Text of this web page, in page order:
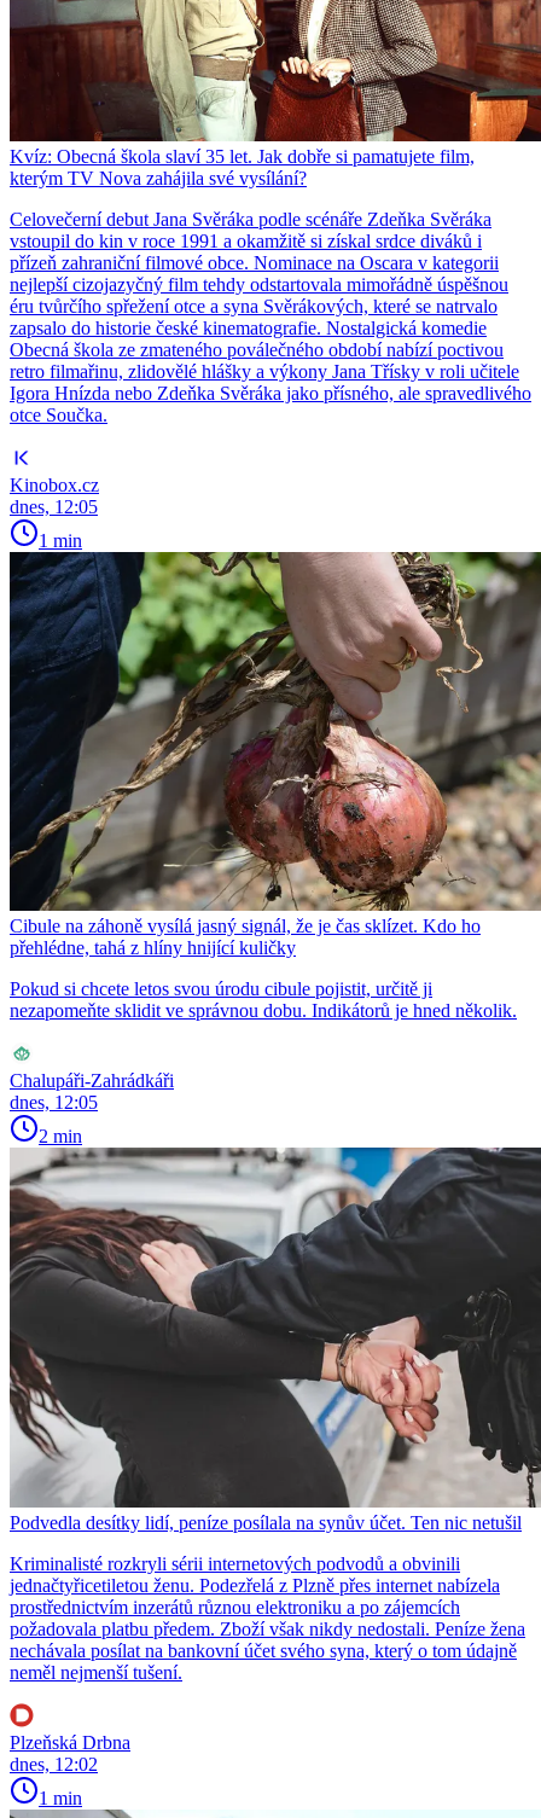
Kvíz: Obecná škola slaví 35 let. Jak dobře si pamatujete film,
kterým TV Nova zahájila své vysílání?
Celovečerní debut Jana Svěráka podle scénáře Zdeňka Svěráka
vstoupil do kin v roce 1991 a okamžitě si získal srdce diváků i
přízeň zahraniční filmové obce. Nominace na Oscara v kategorii
nejlepší cizojazyčný film tehdy odstartovala mimořádně úspěšnou
éru tvůrčího spřežení otce a syna Svěrákových, které se natrvalo
zapsalo do historie české kinematografie. Nostalgická komedie
Obecná škola ze zmateného poválečného období nabízí poctivou
retro filmařinu, zlidovělé hlášky a výkony Jana Třísky v roli učitele
Igora Hnízda nebo Zdeňka Svěráka jako přísného, ale spravedlivého
otce Součka.
Kinobox.cz
dnes, 12:05
1 min
Cibule na záhoně vysílá jasný signál, že je čas sklízet. Kdo ho
přehlédne, tahá z hlíny hnijící kuličky
Pokud si chcete letos svou úrodu cibule pojistit, určitě ji
nezapomeňte sklidit ve správnou dobu. Indikátorů je hned několik.
Chalupáři-Zahrádkáři
dnes, 12:05
2 min
Podvedla desítky lidí, peníze posílala na synův účet. Ten nic netušil
Kriminalisté rozkryli sérii internetových podvodů a obvinili
jednačtyřicetiletou ženu. Podezřelá z Plzně přes internet nabízela
prostřednictvím inzerátů různou elektroniku a po zájemcích
požadovala platbu předem. Zboží však nikdy nedostali. Peníze žena
nechávala posílat na bankovní účet svého syna, který o tom údajně
neměl nejmenší tušení.
Plzeňská Drbna
dnes, 12:02
1 min